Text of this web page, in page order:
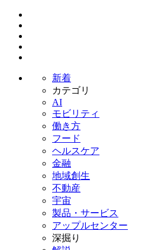
新着
カテゴリ
AI
モビリティ
働き方
フード
ヘルスケア
金融
地域創生
不動産
宇宙
製品・サービス
アップルセンター
深掘り